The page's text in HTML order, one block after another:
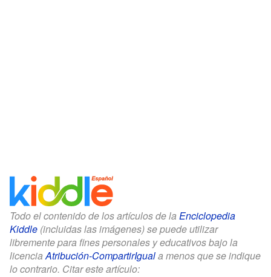
Todo el contenido de los artículos de la Enciclopedia
Kiddle (incluidas las imágenes) se puede utilizar
libremente para fines personales y educativos bajo la
licenciaAtribución-CompartirIguala menos que se indique
lo contrario. Citar este artículo: